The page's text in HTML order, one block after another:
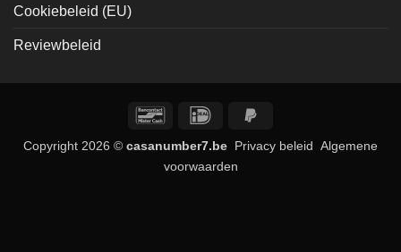
Cookiebeleid (EU)
Reviewbeleid
BancontactIDeal
Copyright 2026 © casanumber7.be Privacy beleid Algemene
voorwaarden